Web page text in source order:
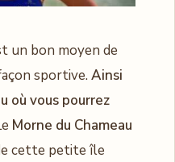
un bon moyen de
sportive.Ainsi
où vous pourrez
Morne du Chameau
cette petite île